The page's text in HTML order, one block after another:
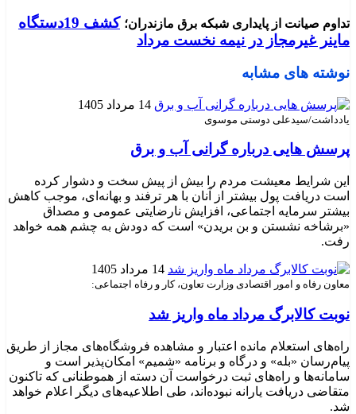
تداوم صیانت از پایداری شبکه برق مازندران؛
کشف 19دستگاه
ماینر غیرمجاز در نیمه نخست مرداد
نوشته های مشابه
14 مرداد 1405
یادداشت/سیدعلی دوستی موسوی
پرسش هایی درباره گرانی آب و برق
این شرایط معیشت مردم را بیش از پیش سخت و دشوار کرده
است دریافت پول بیشتر از آنان با هر ترفند و بهانه‌ای، موجب کاهش
بیشتر سرمایه اجتماعی، افزایش نارضایتی عمومی و مصداق
«برشاخه نشستن و بن بریدن» است که دودش به چشم همه خواهد
رفت.
14 مرداد 1405
معاون رفاه و امور اقتصادی وزارت تعاون، کار و رفاه اجتماعی:
نوبت کالابرگ مرداد ماه واریز شد
راه‌های استعلام مانده اعتبار و مشاهده فروشگاه‌های مجاز از طریق
پیام‌رسان «بله» و درگاه و برنامه «شمیم» امکان‌پذیر است و
سامانه‌ها و راه‌های ثبت درخواست آن دسته از هموطنانی که تاکنون
متقاضی دریافت یارانه نبوده‌اند، طی اطلاعیه‌های دیگر اعلام خواهد
شد.